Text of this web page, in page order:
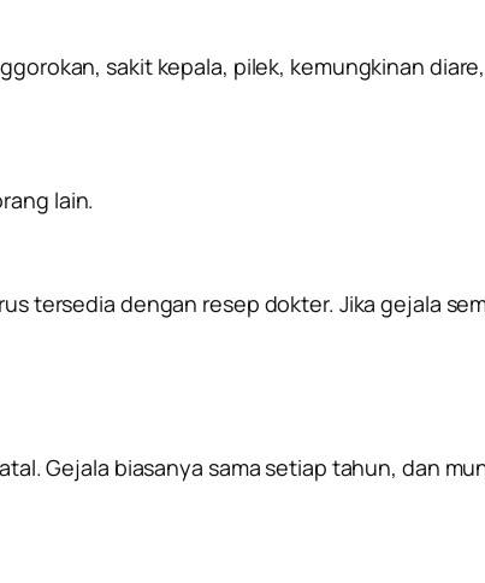
sakit kepala, pilek, kemungkinan
lain.
tersedia dengan resep dokter. Jika gejala
Gejala biasanya sama setiap tahun, dan